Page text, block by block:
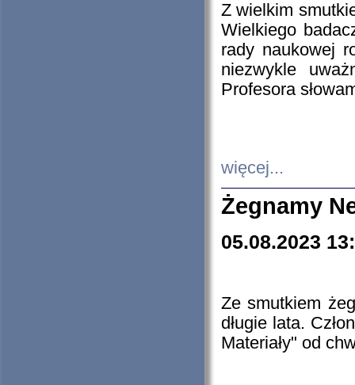
Z wielkim
Wielkiego
rady naukowej
niezwykle
Profesora
więcej...
Żegnamy
05.08.2023
Ze smutkiem
długie lata.
Materiały" od